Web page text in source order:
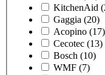
KitchenAid
Gaggia (20)
Acopino (17)
Cecotec (13)
Bosch (10)
WMF (7)